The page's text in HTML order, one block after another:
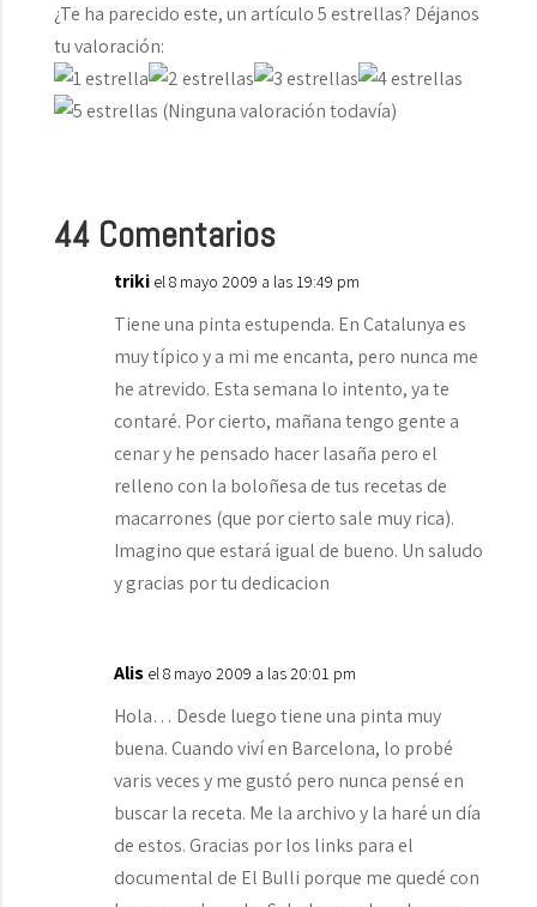
¿Te ha parecido este, un artículo 5 estrellas? Déjanos
tu valoración:
(Ninguna valoración todavía)
44 Comentarios
triki el 8 mayo 2009 a las 19:49 pm
Tiene una pinta estupenda. En Catalunya es
muy típico y a mi me encanta, pero nunca me
he atrevido. Esta semana lo intento, ya te
contaré. Por cierto, mañana tengo gente a
cenar y he pensado hacer lasaña pero el
relleno con la boloñesa de tus recetas de
macarrones (que por cierto sale muy rica).
Imagino que estará igual de bueno. Un saludo
y gracias por tu dedicacion
Alis el 8 mayo 2009 a las 20:01 pm
Hola… Desde luego tiene una pinta muy
buena. Cuando viví en Barcelona, lo probé
varis veces y me gustó pero nunca pensé en
buscar la receta. Me la archivo y la haré un día
de estos. Gracias por los links para el
documental de El Bulli porque me quedé con